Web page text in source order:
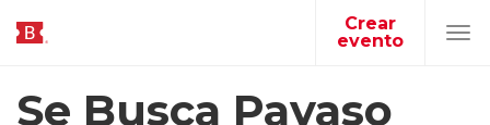
Crear
evento
Se Busca Payaso